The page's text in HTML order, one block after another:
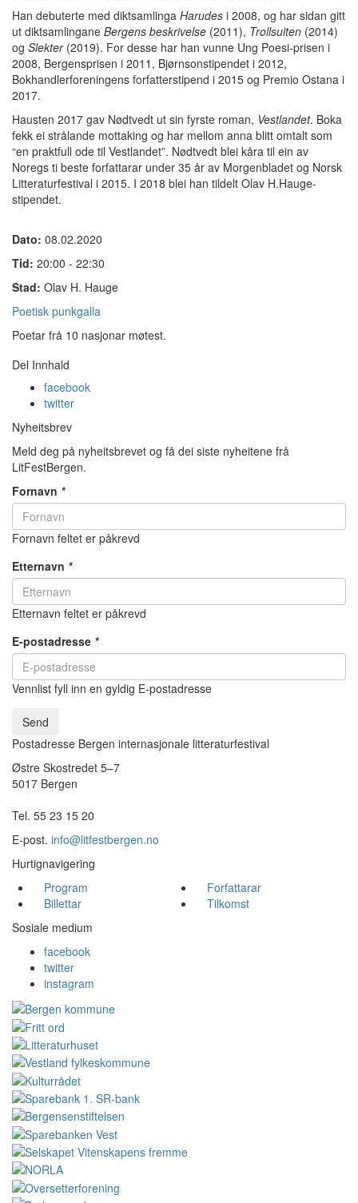
Han debuterte med diktsamlinga Harudes i 2008, og har sidan gitt
ut diktsamlingane Bergens beskrivelse (2011), Trollsuiten (2014)
og Slekter(2019). For desse har han vunne Ung Poesi-prisen i
2008, Bergensprisen i 2011, Bjørnsonstipendet i 2012,
Bokhandlerforeningens forfatterstipend i 2015 og Premio Ostana i
2017.
Hausten 2017 gav Nødtvedt ut sin fyrste roman, Vestlandet. Boka
fekk ei strålande mottaking og har mellom anna blitt omtalt som
“en praktfull ode til Vestlandet”. Nødtvedt blei kåra til ein av
Noregs ti beste forfattarar under 35 år av Morgenbladet og Norsk
Litteraturfestival i 2015. I 2018 blei han tildelt Olav H.Hauge-
stipendet.
Dato: 08.02.2020
Tid: 20:00 - 22:30
Stad: Olav H. Hauge
Poetisk punkgalla
Poetar frå 10 nasjonar møtest.
Del Innhald
facebook
twitter
Nyheitsbrev
Meld deg på nyheitsbrevet og få dei siste nyheitene frå
LitFestBergen.
Fornavn *
Fornavn feltet er påkrevd
Etternavn *
Etternavn feltet er påkrevd
E-postadresse *
Vennlist fyll inn en gyldig E-postadresse
Send
Postadresse Bergen internasjonale litteraturfestival
Østre Skostredet 5–7
5017 Bergen
Tel. 55 23 15 20
E-post. info@litfestbergen.no
Hurtignavigering
Program
Forfattarar
Billettar
Tilkomst
Sosiale medium
facebook
twitter
instagram